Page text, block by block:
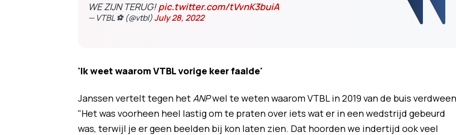
WE ZIJN TERUG!pic.twitter.com/tVvnK3buiA
— VTBL ⚽ (@vtbl)July 28, 2022
'Ik weet waarom VTBL vorige keer faalde'
Janssen vertelt tegen hetANPwel te weten waarom VTBL in 2019 van de buis
"Het was voorheen heel lastig om te praten over iets wat er in een wedstrijd gebeurd
was, terwijl je er geen beelden bij kon laten zien. Dat hoorden we indertijd ook veel